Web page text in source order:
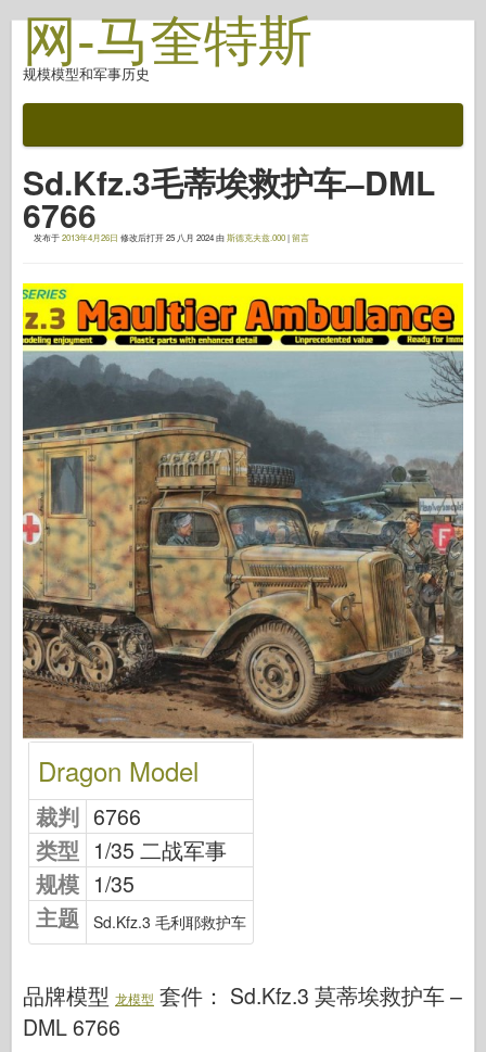
网-马奎特斯
规模模型和军事历史
战斗后
自动对焦武器
盟军轴
协和
螺母和螺栓
新先锋
鱼鹰模型
鱼鹰出版
中队信号
坦克功率
卡车和坦克
瓦芬-阿森纳
威道尼奇二军
马奎特斯
学院
王牌模型
阿夫夫俱乐部
空气修复
空军
AZ 模型
黑狗
野马
网络爱好
德尼普罗莫德
Sd.Kfz.3毛蒂埃救护车–DML
6766
发布于2013年4月26日 修改后打开25 八月 2024由斯德克夫兹.000|留言
Dragon Model
裁判 6766
类型 1/35 二战军事
规模 1/35
主题
Sd.Kfz.3 毛利耶救护车
品牌模型 龙模型 套件： Sd.Kfz.3 莫蒂埃救护车 –
DML 6766